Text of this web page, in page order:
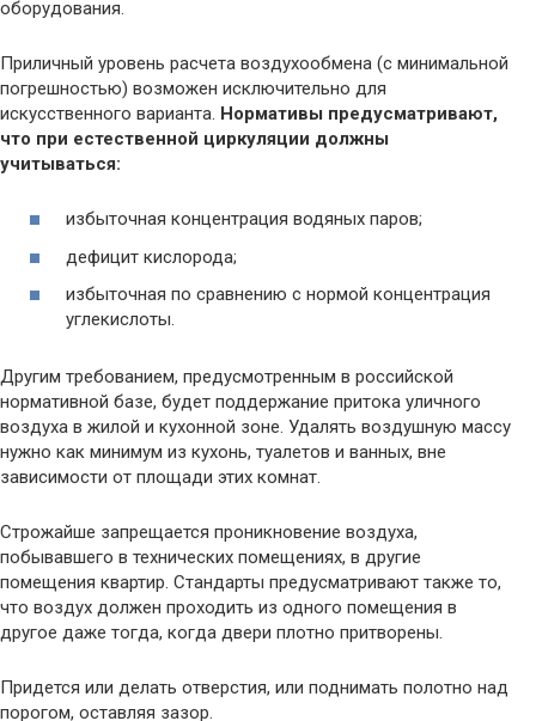
оборудования.
Приличный уровень расчета воздухообмена (с минимальной
погрешностью) возможен исключительно для
искусственного варианта. Нормативы предусматривают,
что при естественной циркуляции должны
учитываться:
избыточная концентрация водяных паров;
дефицит кислорода;
избыточная по сравнению с нормой концентрация
углекислоты.
Другим требованием, предусмотренным в российской
нормативной базе, будет поддержание притока уличного
воздуха в жилой и кухонной зоне. Удалять воздушную массу
нужно как минимум из кухонь, туалетов и ванных, вне
зависимости от площади этих комнат.
Строжайше запрещается проникновение воздуха,
побывавшего в технических помещениях, в другие
помещения квартир. Стандарты предусматривают также то,
что воздух должен проходить из одного помещения в
другое даже тогда, когда двери плотно притворены.
Придется или делать отверстия, или поднимать полотно над
порогом, оставляя зазор.